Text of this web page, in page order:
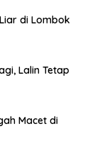
di Lombok
Lalin Tetap
Macet di